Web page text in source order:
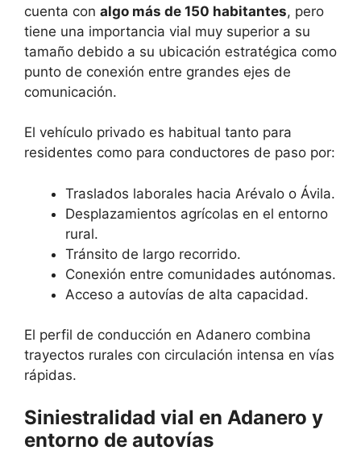
cuenta con algo más de 150 habitantes, pero
tiene una importancia vial muy superior a su
tamaño debido a su ubicación estratégica como
punto de conexión entre grandes ejes de
comunicación.
El vehículo privado es habitual tanto para
residentes como para conductores de paso por:
Traslados laborales hacia Arévalo o Ávila.
Desplazamientos agrícolas en el entorno
rural.
Tránsito de largo recorrido.
Conexión entre comunidades autónomas.
Acceso a autovías de alta capacidad.
El perfil de conducción en Adanero combina
trayectos rurales con circulación intensa en vías
rápidas.
Siniestralidad vial en Adanero y
entorno de autovías